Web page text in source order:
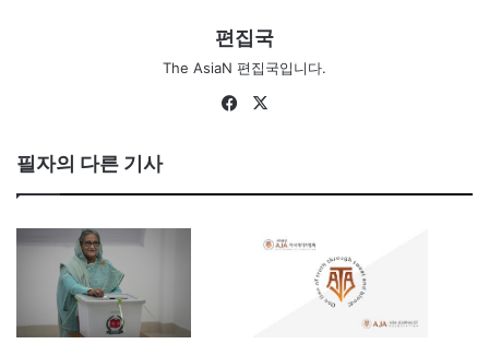
편집국
The AsiaN 편집국입니다.
Facebook
필자의 다른 기사